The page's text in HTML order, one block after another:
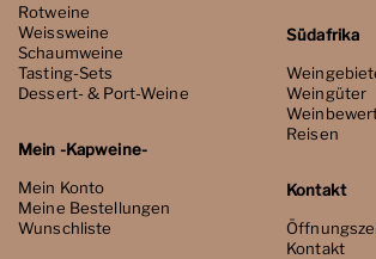
Rotweine
Weissweine
Schaumweine
Tasting-Sets
Dessert- & Port-Weine
Mein -Kapweine-
Mein Konto
Meine Bestellungen
Wunschliste
Südafrika
Weingüter
Reisen
Kontakt
Kontakt